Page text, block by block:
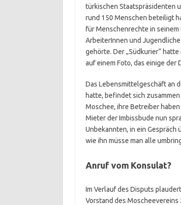
türkischen Staatspräsidenten
rund 150 Menschen beteiligt
für Menschenrechte in seinem
ArbeiterInnen und
gehörte. Der „Südkurier“
auf einem Foto, das einige der
Das Lebensmittelgeschäft an
hatte, befindet sich
Moschee, ihre Betreiber
Mieter der Imbissbude nun
Unbekannten, in ein
wie ihn müsse man alle
Anruf vom Konsulat?
Im Verlauf des Disputs
Vorstand des